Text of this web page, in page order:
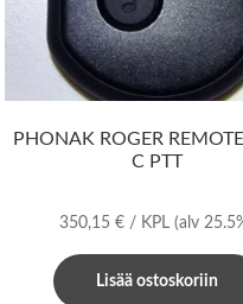
PHONAK ROGER
C PTT
350,15€ / KPL(alv
Lisää ostoskoriin